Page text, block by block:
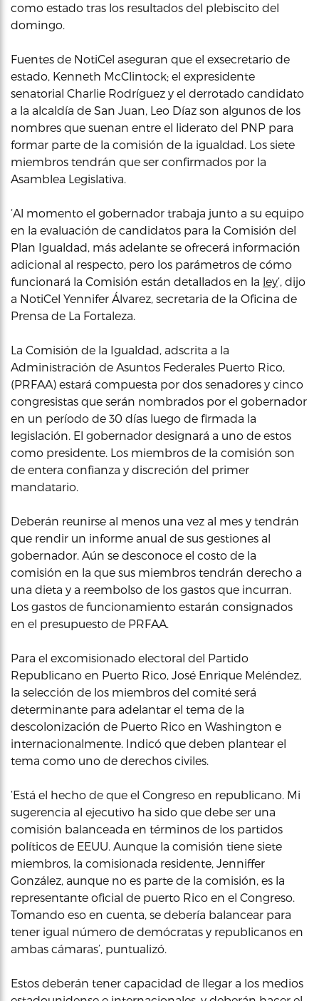
como estado tras los resultados del plebiscito del
domingo.
Fuentes de NotiCel aseguran que el exsecretario de
estado, Kenneth McClintock; el expresidente
senatorial Charlie Rodríguez y el derrotado candidato
a la alcaldía de San Juan, Leo Díaz son algunos de los
nombres que suenan entre el liderato del PNP para
formar parte de la comisión de la igualdad. Los siete
miembros tendrán que ser confirmados por la
Asamblea Legislativa.
‘Al momento el gobernador trabaja junto a su equipo
en la evaluación de candidatos para la Comisión del
Plan Igualdad, más adelante se ofrecerá información
adicional al respecto, pero los parámetros de cómo
funcionará la Comisión están detallados en la ley‘, dijo
a NotiCel Yennifer Álvarez, secretaria de la Oficina de
Prensa de La Fortaleza.
La Comisión de la Igualdad, adscrita a la
Administración de Asuntos Federales Puerto Rico,
(PRFAA) estará compuesta por dos senadores y cinco
congresistas que serán nombrados por el gobernador
en un período de 30 días luego de firmada la
legislación. El gobernador designará a uno de estos
como presidente. Los miembros de la comisión son
de entera confianza y discreción del primer
mandatario.
Deberán reunirse al menos una vez al mes y tendrán
que rendir un informe anual de sus gestiones al
gobernador. Aún se desconoce el costo de la
comisión en la que sus miembros tendrán derecho a
una dieta y a reembolso de los gastos que incurran.
Los gastos de funcionamiento estarán consignados
en el presupuesto de PRFAA.
Para el excomisionado electoral del Partido
Republicano en Puerto Rico, José Enrique Meléndez,
la selección de los miembros del comité será
determinante para adelantar el tema de la
descolonización de Puerto Rico en Washington e
internacionalmente. Indicó que deben plantear el
tema como uno de derechos civiles.
‘Está el hecho de que el Congreso en republicano. Mi
sugerencia al ejecutivo ha sido que debe ser una
comisión balanceada en términos de los partidos
políticos de EEUU. Aunque la comisión tiene siete
miembros, la comisionada residente, Jenniffer
González, aunque no es parte de la comisión, es la
representante oficial de puerto Rico en el Congreso.
Tomando eso en cuenta, se debería balancear para
tener igual número de demócratas y republicanos en
ambas cámaras’, puntualizó.
Estos deberán tener capacidad de llegar a los medios